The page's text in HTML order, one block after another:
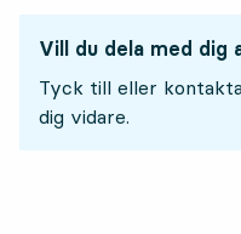
Vill du dela med dig
Tyck till eller
dig vidare.